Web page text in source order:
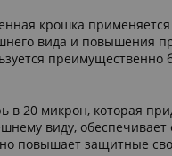
крошка применяется
вида и повышения
преимущественно
в 20 микрон, которая
виду, обеспечивает
повышает защитные